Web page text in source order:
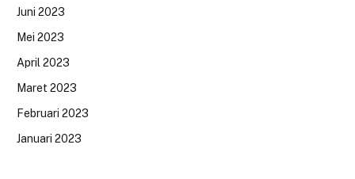
Juni 2023
Mei 2023
April 2023
Maret 2023
Februari 2023
Januari 2023